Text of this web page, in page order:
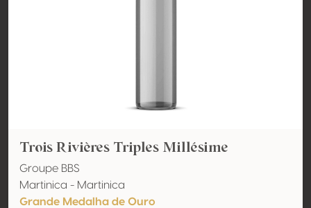
Trois Rivières Triples Millésime
Groupe BBS
Martinica - Martinica
Grande Medalha de Ouro